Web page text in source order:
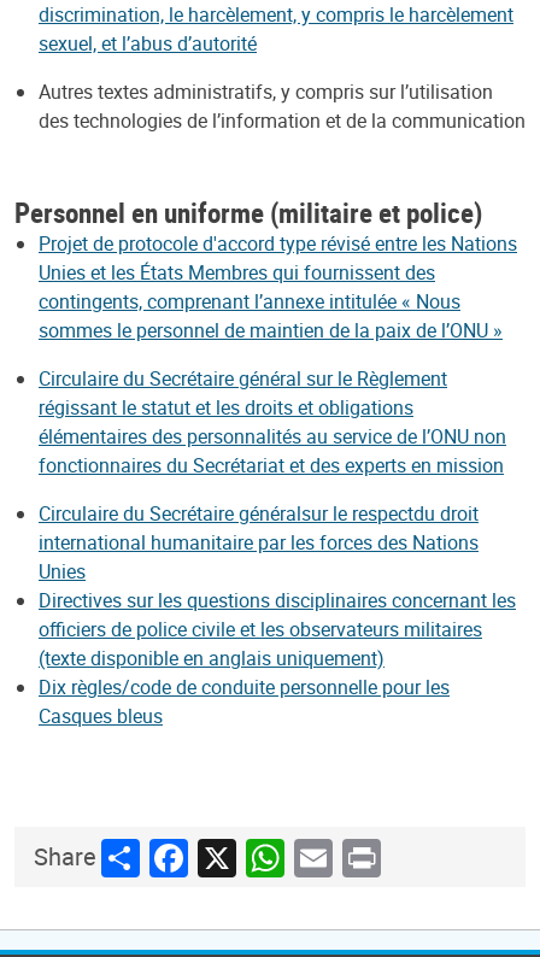
discrimination, le harcèlement, y compris le harcèlement
sexuel, et l’abus d’autorité
Autres textes administratifs, y compris sur l’utilisation
des technologies de l’information et de la communication
Personnel en uniforme (militaire et police)
Projet de protocole d'accord type révisé entre les Nations
Unies et les États Membres qui fournissent des
contingents, comprenant l’annexe intitulée « Nous
sommes le personnel de maintien de la paix de l’ONU »
Circulaire du Secrétaire général sur le Règlement
régissant le statut et les droits et obligations
élémentaires des personnalités au service de l’ONU non
fonctionnaires du Secrétariat et des experts en mission
Circulaire du Secrétairegénéralsurle respectdu droit
international humanitaire parles forces des Nations
Unies
Directives sur les questions disciplinaires concernant les
officiers de police civile et les observateurs militaires
(texte disponible en anglais uniquement)
Dix règles/code de conduite personnelle pour les
Casques bleus
ShareShareFacebook
X WhatsApp
Email
Print